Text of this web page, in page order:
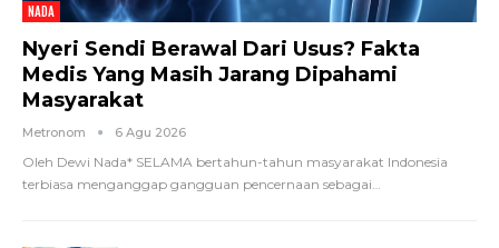
NADA
Nyeri Sendi Berawal Dari Usus? Fakta
Medis Yang Masih Jarang Dipahami
Masyarakat
Metronom 6 Agu 2026
Oleh Dewi Nada* SELAMA bertahun-tahun masyarakat Indonesia
terbiasa menganggap gangguan pencernaan sebagai